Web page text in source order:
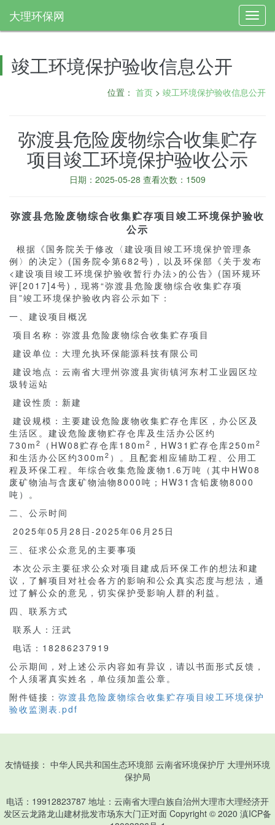
大理环保网
竣工环境保护验收信息公开
位置： 首页 > 竣工环境保护验收信息公开
弥渡县危险废物综合收集贮存
项目竣工环境保护验收公示
日期：2025-05-28 查看次数：1509
弥渡县危险废物综合收集贮存项目竣工环境保护验收
公示
根据《国务院关于修改〈建设项目竣工环境保护管理条
例〉的决定》(国务院令第682号)，以及环保部《关于发布
<建设项目竣工环境保护验收暂行办法>的公告》(国环规环
评[2017]4号)，现将“弥渡县危险废物综合收集贮存项
目”竣工环境保护验收内容公示如下：
一、建设项目概况
项目名称：弥渡县危险废物综合收集贮存项目
建设单位：大理允执环保能源科技有限公司
建设地点：云南省大理州弥渡县寅街镇河东村工业园区垃
圾转运站
建设性质：新建
建设规模：主要建设危险废物收集贮存仓库区，办公区及
生活区。建设危险废物贮存仓库及生活办公区约
730m 2 （HW08贮存仓库180m 2 ，HW31贮存仓库250m 2
和生活办公区约300m 2 ）。且配套相应辅助工程、公用工
程及环保工程。年综合收集危险废物1.6万吨（其中HW08
废矿物油与含废矿物油物8000吨；HW31含铅废物8000
吨）。
二、公示时间
2025年05月28日-2025年06月25日
三、征求公众意见的主要事项
本次公示主要征求公众对项目建成后环保工作的想法和建
议，了解项目对社会各方的影响和公众真实态度与想法，通
过了解公众的意见，切实保护受影响人群的利益。
四、联系方式
联系人：汪武
电话：18286237919
公示期间，对上述公示内容如有异议，请以书面形式反馈，
个人须署真实姓名，单位须加盖公章。
附件链接： 弥渡县危险废物综合收集贮存项目竣工环境保护
验收监测表.pdf
友情链接： 中华人民共和国生态环境部 云南省环境保护厅 大理州环境
保护局
电话：19912823787 地址：云南省大理白族自治州大理市大理经济开
发区云龙路龙山建材批发市场东大门正对面 Copyright © 2020 滇ICP备